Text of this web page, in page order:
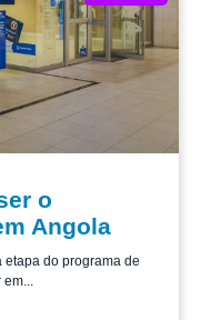
o
Angola
etapa do programa de